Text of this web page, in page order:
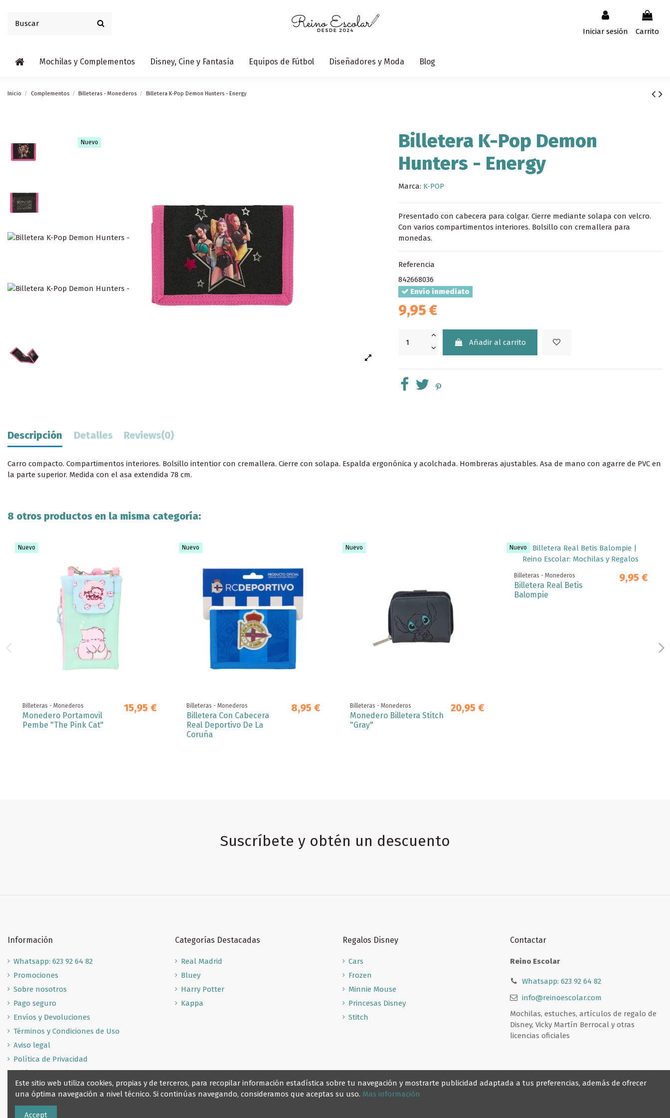
Iniciar sesión Carrito
Mochilas y Complementos Disney, Cine y Fantasía Equipos de Fútbol Diseñadores y Moda Blog
Inicio Complementos Billeteras - Monederos Billetera K-Pop Demon Hunters - Energy
Nuevo
Billetera K-Pop Demon
Hunters - Energy
Marca: K-POP
Presentado con cabecera para colgar. Cierre mediante solapa con velcro.
Con varios compartimentos interiores. Bolsillo con cremallera para
monedas.
Referencia
842668036
Envío inmediato
9,95 €
Añadir al carrito
Descripción Detalles Reviews(0)
Carro compacto. Compartimentos interiores. Bolsillo intentior con cremallera. Cierre con solapa. Espalda ergonónica y acolchada. Hombreras ajustables. Asa de mano con agarre de PVC en
la parte superior. Medida con el asa extendida 78 cm.
8 otros productos en la misma categoría:
Nuevo
Billeteras - Monederos
Monedero Portamovil
Pembe "The Pink Cat"
15,95 €
Nuevo
Billeteras - Monederos
Billetera Con Cabecera
Real Deportivo De La
Coruña
8,95 €
Nuevo
Billeteras - Monederos
Monedero Billetera Stitch
"Gray"
20,95 €
Nuevo
Billeteras - Monederos
Billetera Real Betis
Balompie
9,95 €
Suscríbete y obtén un descuento
Información
Whatsapp: 623 92 64 82
Promociones
Sobre nosotros
Pago seguro
Envíos y Devoluciones
Términos y Condiciones de Uso
Aviso legal
Política de Privacidad
Política de Cookies
Categorías Destacadas
Real Madrid
Bluey
Harry Potter
Kappa
Regalos Disney
Cars
Frozen
Minnie Mouse
Princesas Disney
Stitch
Contactar
Reino Escolar
Whatsapp: 623 92 64 82
info@reinoescolar.com
Mochilas, estuches, artículos de regalo de
Disney, Vicky Martín Berrocal y otras
licencias oficiales
Este sitio web utiliza cookies, propias y de terceros, para recopilar información estadística sobre tu navegación y mostrarte publicidad adaptada a tus preferencias, además de ofrecer
una óptima navegación a nivel técnico. Si continúas navegando, consideramos que aceptas su uso. Mas información
Accept